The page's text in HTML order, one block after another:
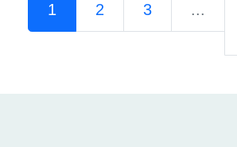
1 2 3 ...